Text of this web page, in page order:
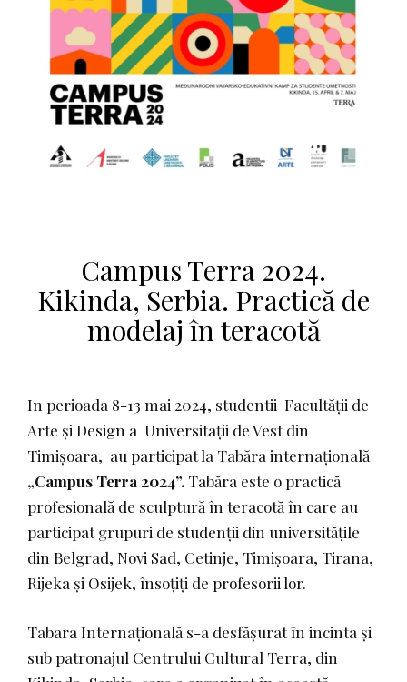
Campus Terra 2024.
Kikinda, Serbia. Practică de
modelaj în teracotă
In perioada 8-13 mai 2024, studentii Facultății de
Arte și Design a Universitații de Vest din
Timișoara, au participat la Tabăra internațională
„Campus Terra 2024”. Tabăra este o practică
profesională de sculptură în teracotă în care au
participat grupuri de studenții din universitățile
din Belgrad, Novi Sad, Cetinje, Timișoara, Tirana,
Rijeka și Osijek, însoțiți de profesorii lor.
Tabara Internațională s-a desfășurat în incinta și
sub patronajul Centrului Cultural Terra, din